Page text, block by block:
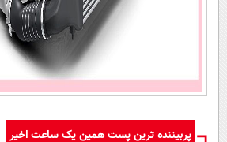
پربیننده ترین پست همین یک ساعت اخیر